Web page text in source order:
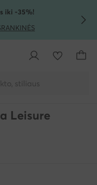
iki -35%!
RANKINĖS
stiliaus
Leisure